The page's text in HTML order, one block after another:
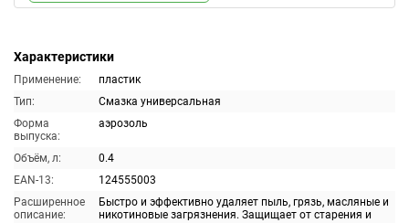
Характеристики
Применение:
пластик
Тип:
Смазка универсальная
Форма
выпуска:
аэрозоль
Объём, л:
0.4
EAN-13:
124555003
Расширенное
описание:
Быстро и эффективно удаляет пыль, грязь, масляные и
никотиновые загрязнения. Защищает от старения и